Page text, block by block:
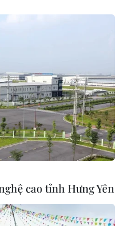
địa bàn cả nước xảy ra
làm 5.496 người chết; bình
vì tai nạn giao thông.
cao tỉnh Hưng Yên